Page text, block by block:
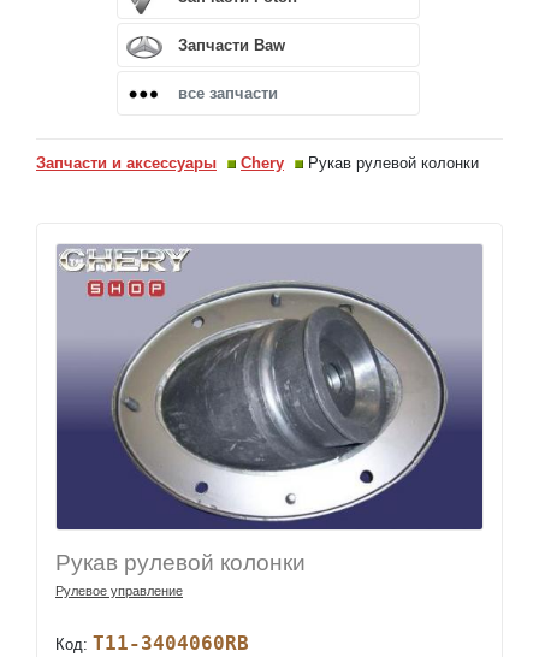
Запчасти Baw
все запчасти
Запчасти и аксессуары Chery Рукав рулевой колонки
Рукав рулевой колонки
Рулевое управление
Код: T11-3404060RB